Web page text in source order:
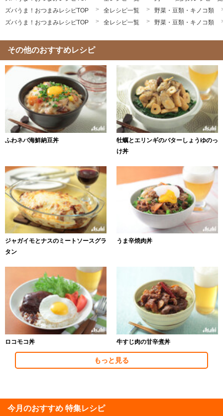
ズバうま！おつまみレシピTOP
全レシピ一覧
野菜・豆類・キノコ類
ズバうま！おつまみレシピTOP
全レシピ一覧 野菜・豆類・キノコ類
その他のおすすめレシピ
ふわネバ海鮮納豆丼
牡蠣とエリンギのバターしょうゆのっ
け丼
ジャガイモとナスのミートソースグラ
タン
うま辛焼肉丼
ロコモコ丼 牛すじ肉の甘辛煮丼
もっと見る
今月のおすすめ 特集レシピ